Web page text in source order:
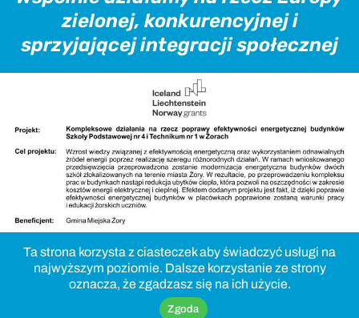
zielonej, konkurencyjnej i
sprzyjającej integracji społecznej
Ta strona korzysta z ciasteczek aby świadczyć usługi na
najwyższym poziomie. Dalsze korzystanie ze strony
oznacza, że zgadzasz się na ich użycie.
Zgoda